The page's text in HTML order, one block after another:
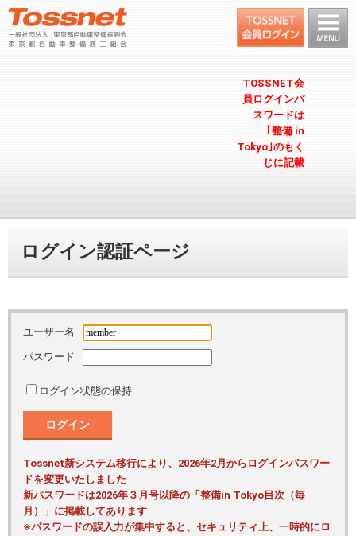
TOSSNET会
員ログインパ
スワードは
｢整備 in
Tokyo｣のもく
じに記載
ログイン認証ページ
ユーザー名
パスワード
ログイン状態の保持
ログイン
Tossnet新システム移行により、2026年2月からログインパスワー
ドを変更いたしました
新パスワードは2026年３月号以降の「整備in Tokyo目次（毎
月）」に掲載してあります
※パスワードの誤入力が集中すると、セキュリティ上、一時的にロ